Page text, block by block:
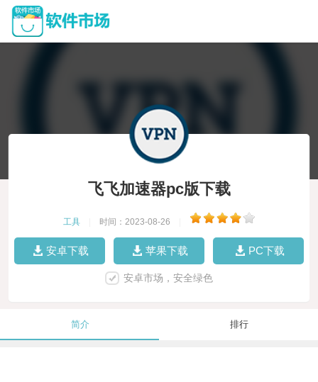
飞飞加速器pc版下载
工具 时间：2023-08-26
安卓下载 苹果下载 PC下载
安卓市场，安全绿色
简介 排行